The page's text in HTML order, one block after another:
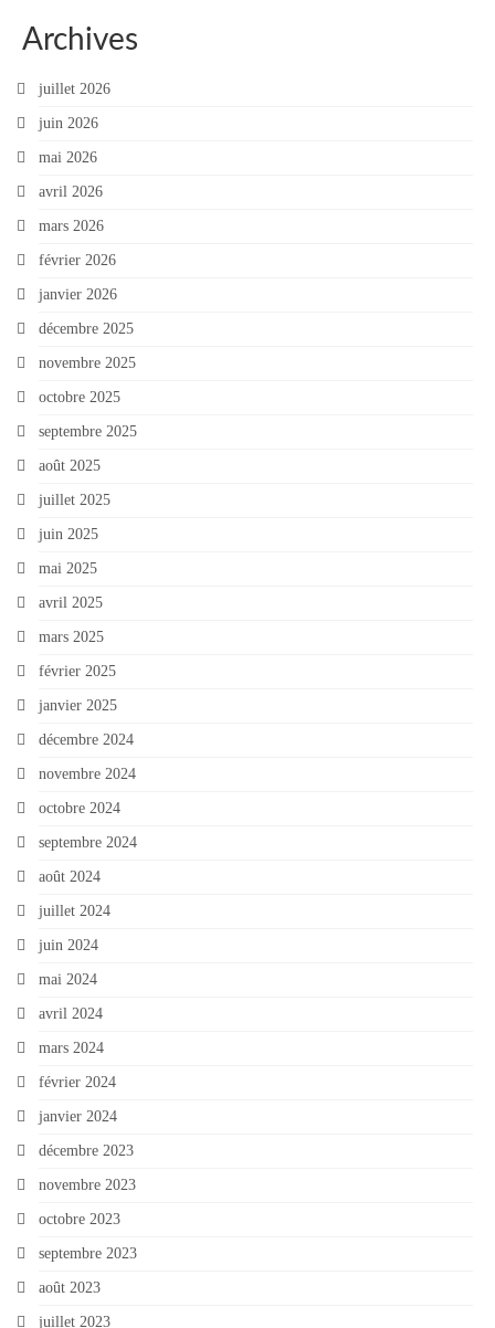
Archives
juillet 2026
juin 2026
mai 2026
avril 2026
mars 2026
février 2026
janvier 2026
décembre 2025
novembre 2025
octobre 2025
septembre 2025
août 2025
juillet 2025
juin 2025
mai 2025
avril 2025
mars 2025
février 2025
janvier 2025
décembre 2024
novembre 2024
octobre 2024
septembre 2024
août 2024
juillet 2024
juin 2024
mai 2024
avril 2024
mars 2024
février 2024
janvier 2024
décembre 2023
novembre 2023
octobre 2023
septembre 2023
août 2023
juillet 2023